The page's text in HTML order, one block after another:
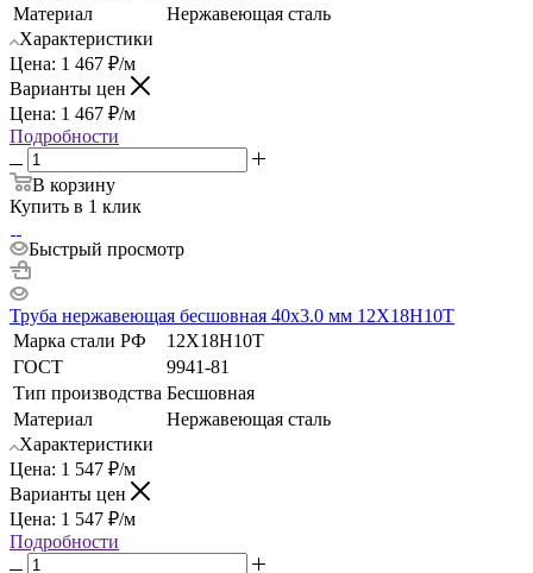
Материал
Нержавеющая сталь
Характеристики
Цена: 1 467 ₽/м
Варианты цен
Цена: 1 467 ₽/м
Подробности
В корзину
Купить в 1 клик
Быстрый просмотр
Труба нержавеющая бесшовная 40х3.0 мм 12Х18Н10Т
Марка стали РФ
12Х18Н10Т
ГОСТ
9941-81
Тип производства Бесшовная
Материал
Нержавеющая сталь
Характеристики
Цена: 1 547 ₽/м
Варианты цен
Цена: 1 547 ₽/м
Подробности